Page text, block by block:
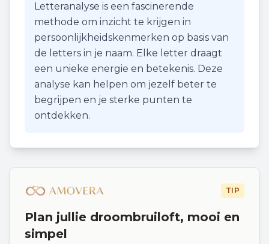
Letteranalyse is een fascinerende
methode om inzicht te krijgen in
persoonlijkheidskenmerken op basis van
de letters in je naam. Elke letter draagt
een unieke energie en betekenis. Deze
analyse kan helpen om jezelf beter te
begrijpen en je sterke punten te
ontdekken.
TIP
Plan jullie droombruiloft, mooi en
simpel